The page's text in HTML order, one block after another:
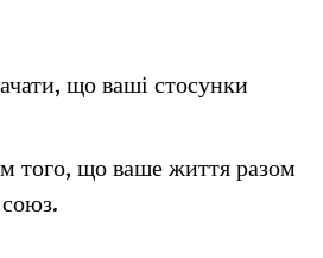
що ваші стосунки
того, що ваше життя разом